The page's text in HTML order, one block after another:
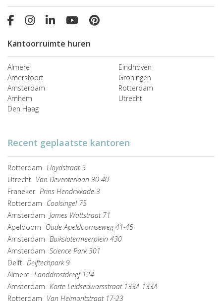
Kantoorruimte huren
Almere
Amersfoort
Amsterdam
Arnhem
Den Haag
Eindhoven
Groningen
Rotterdam
Utrecht
Recent geplaatste kantoren
Rotterdam Lloydstraat 5
Utrecht Van Deventerlaan 30-40
Franeker Prins Hendrikkade 3
Rotterdam Coolsingel 75
Amsterdam James Wattstraat 71
Apeldoorn Oude Apeldoornseweg 41-45
Amsterdam Buikslotermeerplein 430
Amsterdam Science Park 301
Delft Delftechpark 9
Almere Landdrostdreef 124
Amsterdam Korte Leidsedwarsstraat 133A 133A
Rotterdam Van Helmontstraat 17-23